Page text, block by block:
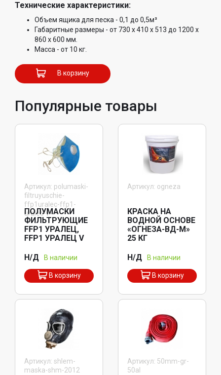
Технические характеристики:
Объем ящика для песка - 0,1 до 0,5м³
Габаритные размеры - от 730 х 410 х 513 до 1200 x
860 x 600 мм.
Масса - от 10 кг.
В корзину
Популярные товары
Артикул: polumaski-
filtruyuschie-
ffp1uralec-ffp1-
uralec-v
ПОЛУМАСКИ
ФИЛЬТРУЮЩИЕ
FFP1 УРАЛЕЦ,
FFP1 УРАЛЕЦ V
Н/Д В наличии
В корзину
Артикул: ogneza
КРАСКА НА
ВОДНОЙ ОСНОВЕ
«ОГНЕЗА-ВД-М»
25 КГ
Н/Д В наличии
В корзину
Артикул: shlem-
maska-shm-2012
Артикул: 50mm-gr-
50al